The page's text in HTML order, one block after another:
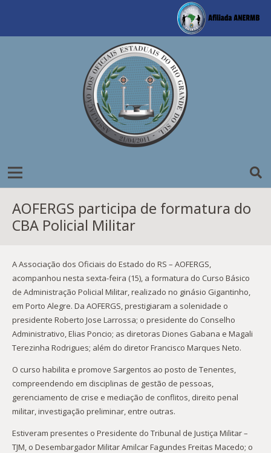
AOFERGS participa de formatura do
CBA Policial Militar
A Associação dos Oficiais do Estado do RS – AOFERGS,
acompanhou nesta sexta-feira (15), a formatura do Curso Básico
de Administração Policial Militar, realizado no ginásio Gigantinho,
em Porto Alegre. Da AOFERGS, prestigiaram a solenidade o
presidente Roberto Jose Larrossa; o presidente do Conselho
Administrativo, Elias Poncio; as diretoras Diones Gabana e Magali
Terezinha Rodrigues; além do diretor Francisco Marques Neto.
O curso habilita e promove Sargentos ao posto de Tenentes,
compreendendo em disciplinas de gestão de pessoas,
gerenciamento de crise e mediação de conflitos, direito penal
militar, investigação preliminar, entre outras.
Estiveram presentes o Presidente do Tribunal de Justiça Militar –
TJM, o Desembargador Militar Amilcar Fagundes Freitas Macedo; o